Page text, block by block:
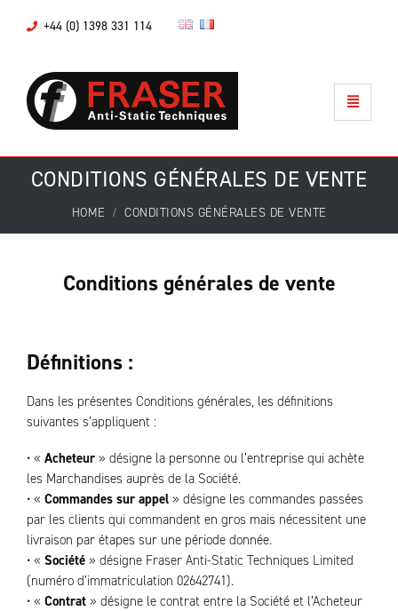
+44 (0) 1398 331 114
CONDITIONS GÉNÉRALES DE VENTE
HOME CONDITIONS GÉNÉRALES DE VENTE
Conditions générales de vente
Définitions :
Dans les présentes Conditions générales, les définitions
suivantes s’appliquent :
• « Acheteur » désigne la personne ou l’entreprise qui achète
les Marchandises auprès de la Société.
• « Commandes sur appel » désigne les commandes passées
par les clients qui commandent en gros mais nécessitent une
livraison par étapes sur une période donnée.
• « Société » désigne Fraser Anti-Static Techniques Limited
(numéro d’immatriculation 02642741).
• « Contrat » désigne le contrat entre la Société et l’Acheteur